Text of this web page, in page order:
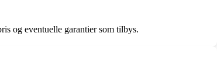
og eventuelle garantier som tilbys.